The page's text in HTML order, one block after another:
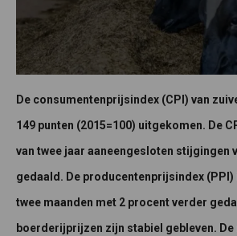
De consumentenprijsindex (CPI) van
149 punten (2015=100) uitgekomen. De
van twee jaar aaneengesloten stijgingen
gedaald. De producentenprijsindex (PPI)
twee maanden met 2 procent verder
boerderijprijzen zijn stabiel gebleven.